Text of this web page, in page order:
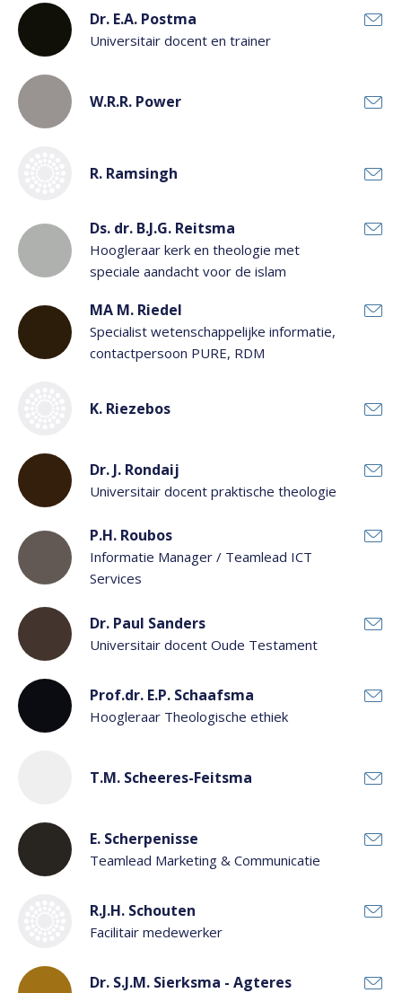
Dr. E.A. Postma
Universitair docent en trainer
W.R.R. Power
R. Ramsingh
Ds. dr. B.J.G. Reitsma
Hoogleraar kerk en theologie met
speciale aandacht voor de islam
MA M. Riedel
Specialist wetenschappelijke informatie,
contactpersoon PURE, RDM
K. Riezebos
Dr. J. Rondaij
Universitair docent praktische theologie
P.H. Roubos
Informatie Manager / Teamlead ICT
Services
Dr. Paul Sanders
Universitair docent Oude Testament
Prof.dr. E.P. Schaafsma
Hoogleraar Theologische ethiek
T.M. Scheeres-Feitsma
E. Scherpenisse
Teamlead Marketing & Communicatie
R.J.H. Schouten
Facilitair medewerker
Dr. S.J.M. Sierksma - Agteres